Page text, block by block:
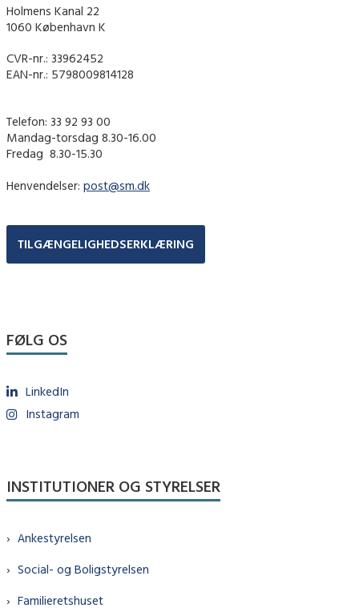
Holmens Kanal 22
1060 København K
CVR-nr.: 33962452
EAN-nr.: 5798009814128
Telefon: 33 92 93 00
Mandag-torsdag 8.30-16.00
Fredag ​ 8.30-15.30
Henvendelser: post@sm.dk
TILGÆNGELIGHEDSERKLÆRING
FØLG OS
LinkedIn
Instagram
INSTITUTIONER OG STYRELSER
Ankestyrelsen
Social- og Boligstyrelsen
Familieretshuset